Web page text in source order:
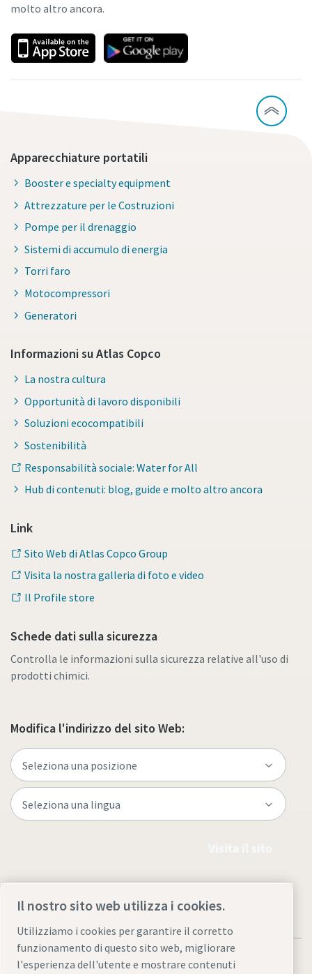
molto altro ancora.
Apparecchiature portatili
Booster e specialty equipment
Attrezzature per le Costruzioni
Pompe per il drenaggio
Sistemi di accumulo di energia
Torri faro
Motocompressori
Generatori
Informazioni su Atlas Copco
La nostra cultura
Opportunità di lavoro disponibili
Soluzioni ecocompatibili
Sostenibilità
Responsabilità sociale: Water for All
Hub di contenuti: blog, guide e molto altro ancora
Link
Sito Web di Atlas Copco Group
Visita la nostra galleria di foto e video
Il Profile store
Schede dati sulla sicurezza
Controlla le informazioni sulla sicurezza relative all'uso di
prodotti chimici.
Modifica l'indirizzo del sito Web:
Il nostro sito web utilizza i cookies.
Utilizziamo i cookies per garantire il corretto
funzionamento di questo sito web, migliorare
l'esperienza dell'utente e mostrare contenuti